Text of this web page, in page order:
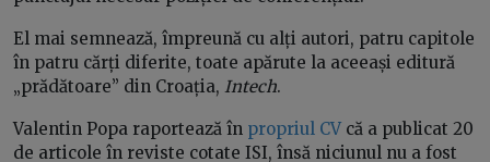
El mai semnează, împreună cu alți autori, patru capitole
în patru cărți diferite, toate apărute la aceeași editură
„prădătoare” din Croația, Intech.
Valentin Popa raportează în propriul CVcă a publicat 20
de articole în reviste cotate ISI, însă niciunul nu a fost